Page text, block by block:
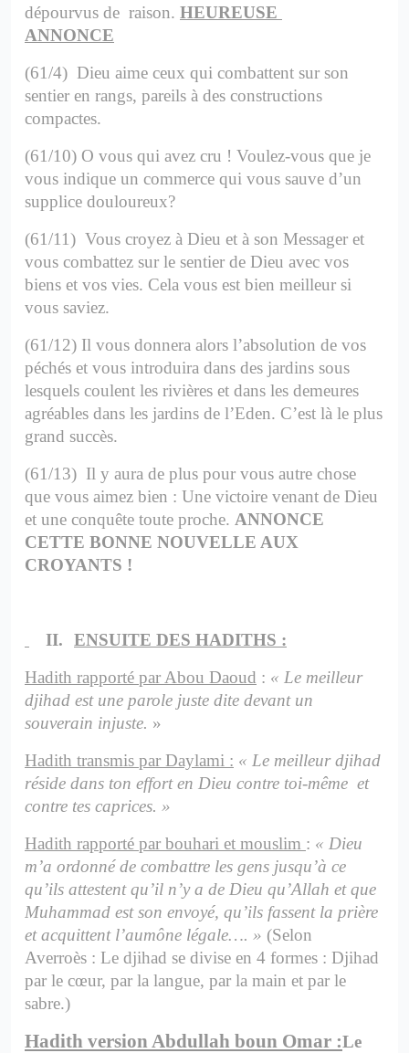
dépourvus de raison. HEUREUSE
ANNONCE
(61/4) Dieu aime ceux qui combattent sur son
sentier en rangs, pareils à des constructions
compactes.
(61/10) O vous qui avez cru ! Voulez-vous que je
vous indique un commerce qui vous sauve d’un
supplice douloureux?
(61/11) Vous croyez à Dieu et à son Messager et
vous combattez sur le sentier de Dieu avec vos
biens et vos vies. Cela vous est bien meilleur si
vous saviez.
(61/12) Il vous donnera alors l’absolution de vos
péchés et vous introduira dans des jardins sous
lesquels coulent les rivières et dans les demeures
agréables dans les jardins de l’Eden. C’est là le plus
grand succès.
(61/13) Il y aura de plus pour vous autre chose
que vous aimez bien : Une victoire venant de Dieu
et une conquête toute proche. ANNONCE
CETTE BONNE NOUVELLE AUX
CROYANTS !
II.
ENSUITE DES HADITHS :
Hadith rapporté par Abou Daoud : « Le meilleur
djihad est une parole juste dite devant un
souverain injuste. »
Hadith transmis par Daylami : « Le meilleur djihad
réside dans ton effort en Dieu contre toi-même et
contre tes caprices. »
Hadith rapporté par bouhari et mouslim : « Dieu
m’a ordonné de combattre les gens jusqu’à ce
qu’ils attestent qu’il n’y a de Dieu qu’Allah et que
Muhammad est son envoyé, qu’ils fassent la prière
et acquittent l’aumône légale…. » (Selon
Averroès : Le djihad se divise en 4 formes : Djihad
par le cœur, par la langue, par la main et par le
sabre.)
Hadith version Abdullah boun Omar :Le